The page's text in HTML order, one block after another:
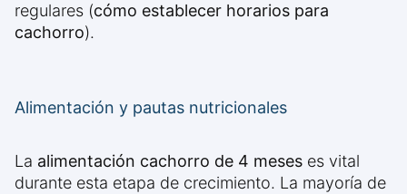
regulares (cómo establecer horarios para
cachorro).
Alimentación y pautas nutricionales
La alimentación cachorro de 4 meses es vital
durante esta etapa de crecimiento. La mayoría de